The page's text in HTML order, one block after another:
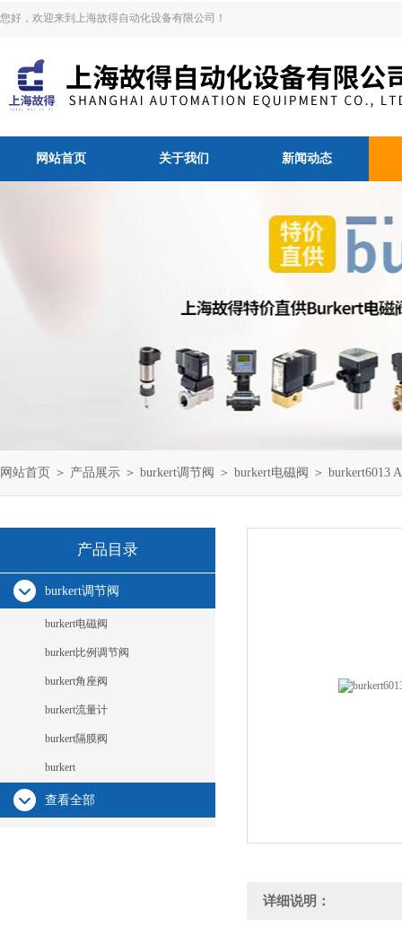
您好，欢迎来到上海故得自动化设备有限公司！
网站首页 关于我们 新闻动态
网站首页 ＞ 产品展示 ＞ burkert调节阀 ＞ burkert电磁阀 ＞ burkert6013
产品目录
burkert调节阀
burkert电磁阀
burkert比例调节阀
burkert角座阀
burkert流量计
burkert隔膜阀
burkert
查看全部
详细说明：